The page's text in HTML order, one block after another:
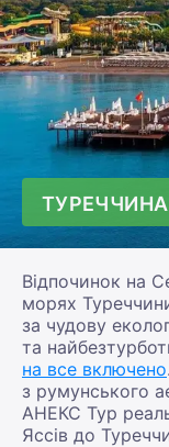
ТУРЕЧЧИНА
Відпочинок на
морях
за чудову
та
на все включено
з румунського
АНЕКС Тур
Яссів до